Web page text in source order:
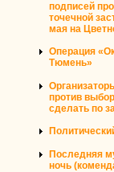
подписей
точечной
мая на
Операция
Тюмень»
против
сделать по
Последняя
ночь